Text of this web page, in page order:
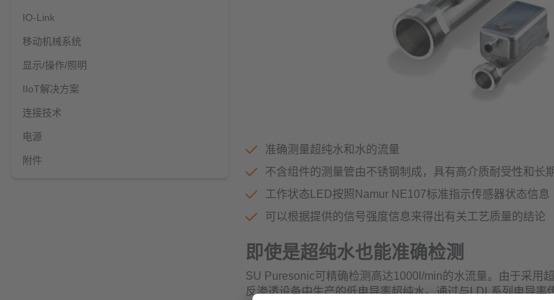
IO-Link
移动机械系统
显示/操作/照明
IIoT解决方案
连接技术
电源
附件
准确测量超纯水和水的流量
不含组件的测量管由不锈钢制成，具有高介质耐受性和长
工作状态LED按照Namur NE107标准指示传感器状态信息
可以根据提供的信号强度信息来得出有关工艺质量的结论
即使是超纯水也能准确检测
SU Puresonic可精确检测高达1000l/min的水流量。由于采用
反渗透设备中生产的低电导率超纯水。通过与LDL系列电导率